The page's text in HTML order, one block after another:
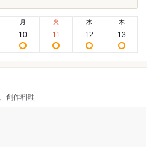
月
10
火
11
水
12
木
13
創作料理